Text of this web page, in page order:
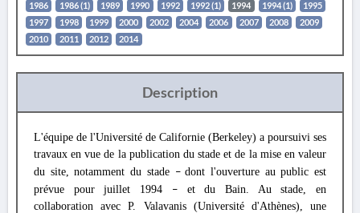
1986 1986 (1) 1989 1990 1992 1992 (1) 1994 1994 (1)
1995
1997
1998 1999 2000 2002 2004 2006 2007 2008
2009
2010
2011 2012 2014
Description
L'équipe de l'Université de Californie (Berkeley) a poursuivi ses
travaux en vue de la publication du stade et de la mise en valeur
du site, notamment du stade –dont l'ouverture au public est
prévue pour juillet 1994 –et du Bain. Au stade, en
collaboration avec P. Valavanis (Université d'Athènes), une